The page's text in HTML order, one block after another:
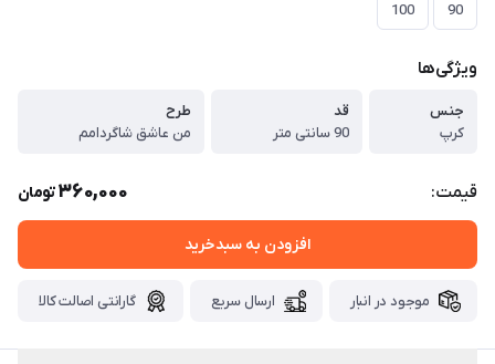
90
100
ویژگی‌ها
جنس
کرپ
قد
90 سانتی متر
طرح
من عاشق شاگردامم
قیمت: 360,000تومان
افزودن به سبدخرید
موجود در انبار ارسال سریع گارانتی اصالت کالا